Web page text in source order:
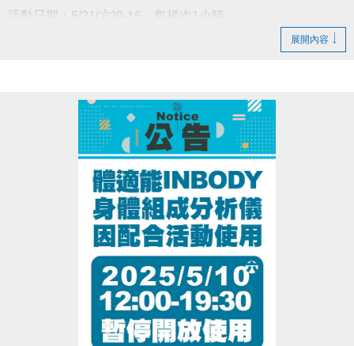
活動日期：5/31(六)9-16，每梯次1小時
詳細活動內容與規範，歡迎參考報名頁：
https://reurl.cc/YYmkLn
展開內容